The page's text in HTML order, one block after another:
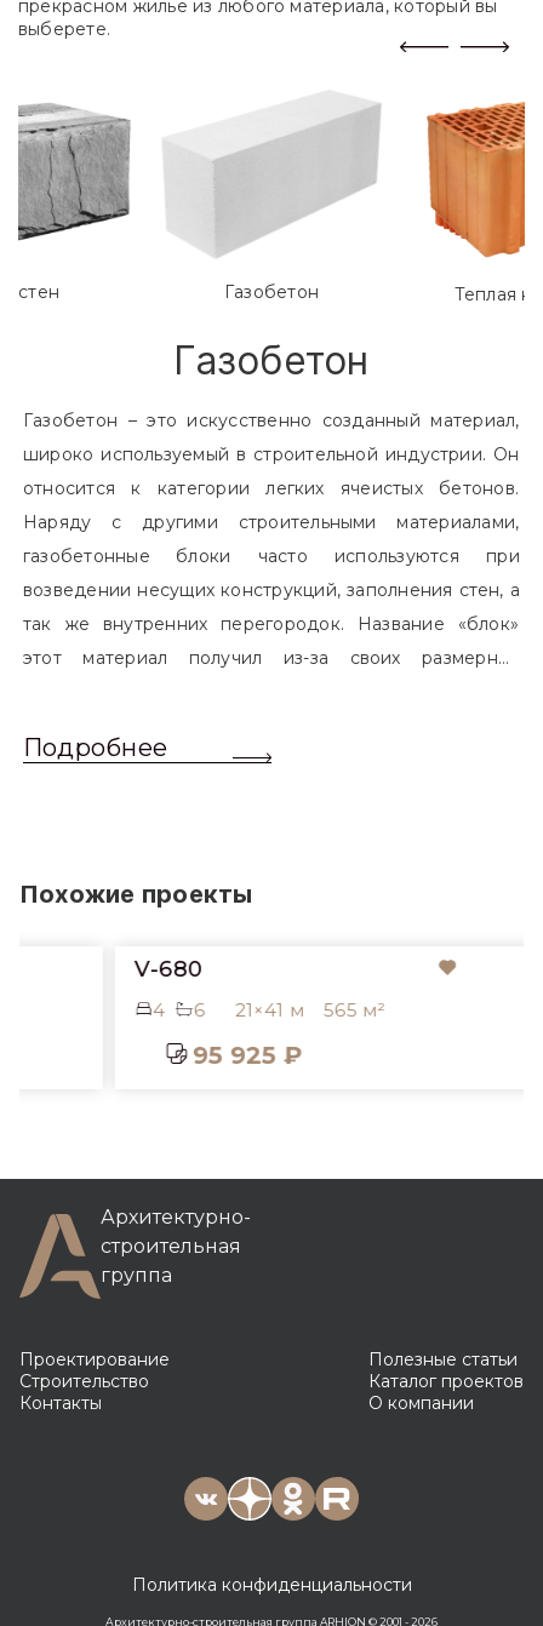
прекрасном жилье из любого материала, который вы
выберете.
Газобетон Теплая
Газобетон
Газобетон – это искусственно созданный материал,
широко используемый в строительной индустрии. Он
относится к категории легких ячеистых бетонов.
Наряду с другими строительными материалами,
газобетонные блоки часто используются при
возведении несущих конструкций, заполнения стен, а
так же внутренних перегородок. Название «блок»
этот материал получил из-за своих размерных
обычный одинарный кирпич. Размер блоков различен
Подробнее
Похожие проекты
V-680
6 21×41 м 565 м²
95 925 ₽
Архитектурно-
строительная
группа
Проектирование
Строительство
Контакты
Полезные статьи
Каталог проектов
О компании
Политика конфиденциальности
Архитектурно-строительная группа ARHION © 2001 - 2026